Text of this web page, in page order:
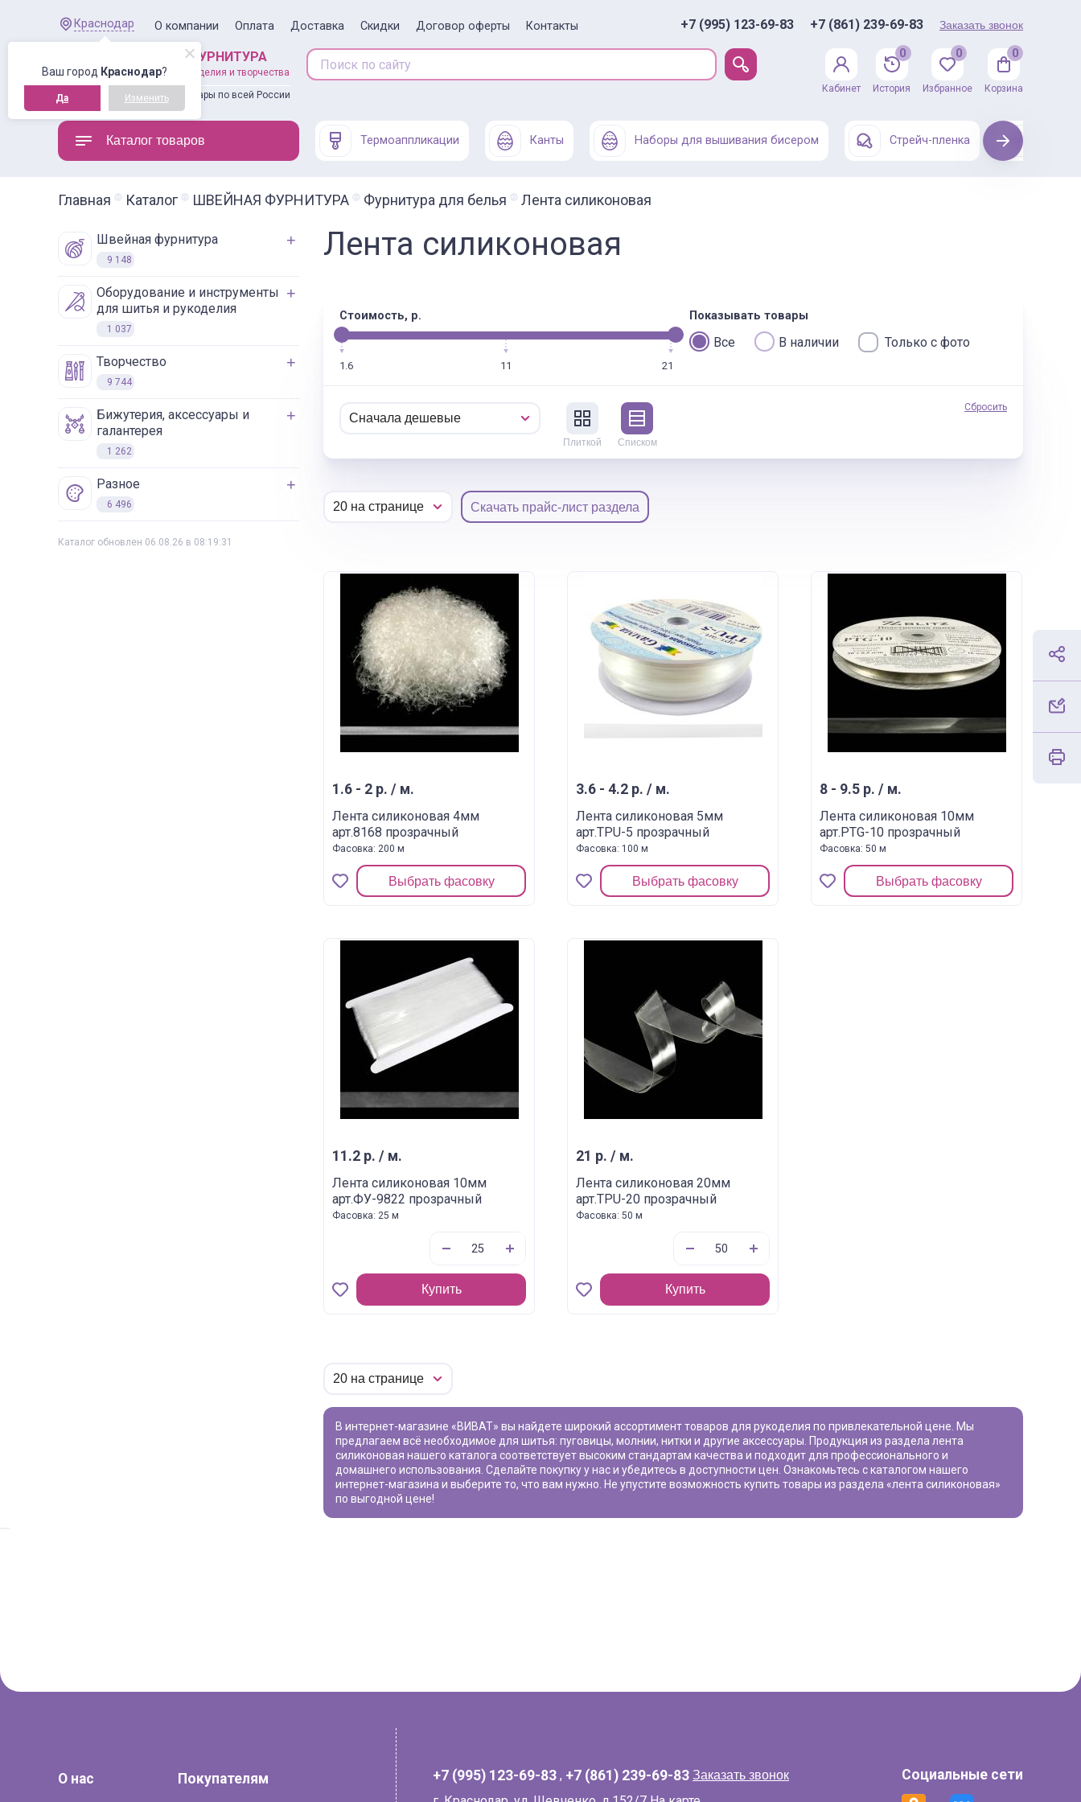
Ваш город Краснодар?
Да Изменить
Краснодар О компании Оплата Доставка Скидки Договор оферты Контакты +7 (995) 123-69-83 +7 (861) 239-69-83 Заказать звонок
ШВЕЙНАЯ ФУРНИТУРА
товары для рукоделия и творчества
Доставляем товары по всей России
Кабинет
0
История
0
Избранное
0
Корзина
Каталог товаров Термоаппликации Канты Наборы для вышивания бисером Стрейч-пленка Next
Главная Каталог ШВЕЙНАЯ ФУРНИТУРА Фурнитура для белья Лента силиконовая
швейная фурнитура
9 148
оборудование и инструменты
для шитья и рукоделия
1 037
творчество
9 744
бижутерия, аксессуары и
галантерея
1 262
разное
6 496
Каталог обновлен 06.08.26 в 08:19:31
Лента силиконовая
Стоимость, р.
1.6 11 21
Показывать товары
Все В наличии Только с фото
Плиткой Списком
Сбросить
Скачать прайс-лист раздела
1.6 - 2 р. / м.
Лента силиконовая 4мм
арт.8168 прозрачный
Фасовка: 200 м
Выбрать фасовку
3.6 - 4.2 р. / м.
Лента силиконовая 5мм
арт.TPU-5 прозрачный
Фасовка: 100 м
Выбрать фасовку
8 - 9.5 р. / м.
Лента силиконовая 10мм
арт.PTG-10 прозрачный
Фасовка: 50 м
Выбрать фасовку
11.2 р. / м.
Лента силиконовая 10мм
арт.ФУ-9822 прозрачный
Фасовка: 25 м
Купить
21 р. / м.
Лента силиконовая 20мм
арт.TPU-20 прозрачный
Фасовка: 50 м
Купить
В интернет-магазине «ВИВАТ» вы найдете широкий ассортимент товаров для рукоделия по привлекательной цене. Мы
предлагаем всё необходимое для шитья: пуговицы, молнии, нитки и другие аксессуары. Продукция из раздела лента
силиконовая нашего каталога соответствует высоким стандартам качества и подходит для профессионального и
домашнего использования. Сделайте покупку у нас и убедитесь в доступности цен. Ознакомьтесь с каталогом нашего
интернет-магазина и выберите то, что вам нужно. Не упустите возможность купить товары из раздела «лента силиконовая»
по выгодной цене!
О нас Покупателям +7 (995) 123-69-83 , +7 (861) 239-69-83 Заказать звонок Социальные сети